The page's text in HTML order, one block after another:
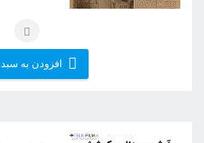
افزودن به